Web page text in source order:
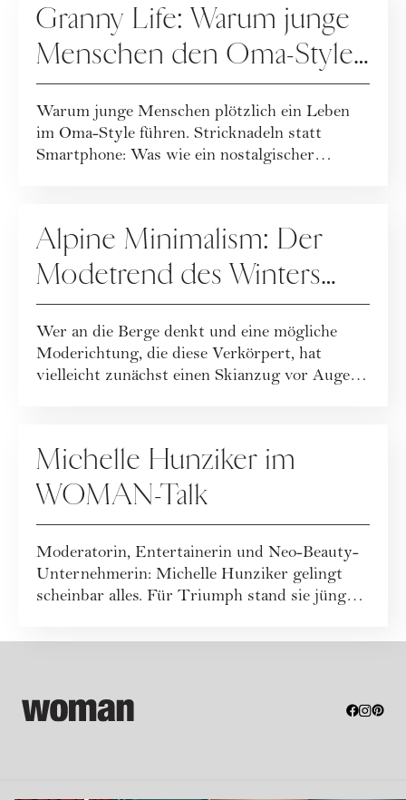
Granny Life: Warum junge
Menschen den Oma-Style
lieben
Warum junge Menschen plötzlich ein Leben
im Oma-Style führen. Stricknadeln statt
Smartphone: Was wie ein nostalgischer
Alpine Minimalism: Der
Modetrend des Winters
zum Nachstylen
Wer an die Berge denkt und eine mögliche
Moderichtung, die diese Verkörpert, hat
vielleicht zunächst einen Skianzug vor Augen.
Michelle Hunziker im
WOMAN-Talk
Moderatorin, Entertainerin und Neo-Beauty-
Unternehmerin: Michelle Hunziker gelingt
scheinbar alles. Für Triumph stand sie jüngst